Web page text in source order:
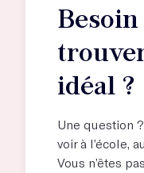
idéal ?
Une question
voir à l’école, au
Vous n’êtes